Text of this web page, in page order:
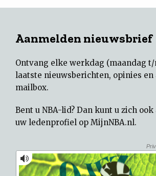
Aanmelden nieuwsbrief
Ontvang elke werkdag (maandag
laatste nieuwsberichten, opinies
mailbox.
Bent u NBA-lid? Dan kunt u zich
uw ledenprofiel op MijnNBA.nl.